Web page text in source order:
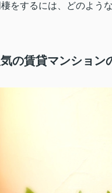
をするには、どのよう
の賃貸マンション